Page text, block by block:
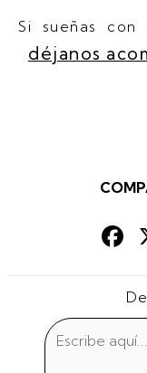
Si sueñas
déjanos
ok
Escribe
aquí...